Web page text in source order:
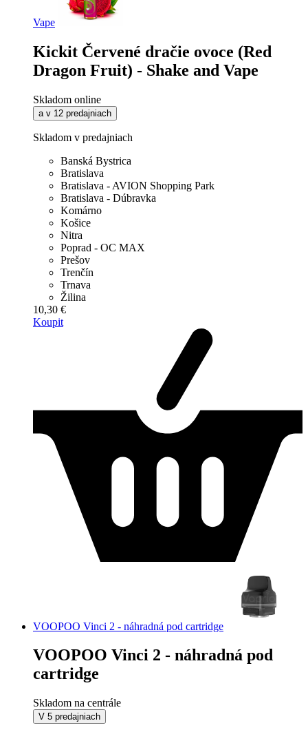
Vape
Kickit Červené dračie ovoce (Red
Dragon Fruit) - Shake and Vape
Skladom online
a v 12 predajniach
Skladom v predajniach
Banská Bystrica
Bratislava
Bratislava - AVION Shopping Park
Bratislava - Dúbravka
Komárno
Košice
Nitra
Poprad - OC MAX
Prešov
Trenčín
Trnava
Žilina
10,30 €
Koupit
VOOPOO Vinci 2 - náhradná pod cartridge
VOOPOO Vinci 2 - náhradná pod
cartridge
Skladom na centrále
V 5 predajniach